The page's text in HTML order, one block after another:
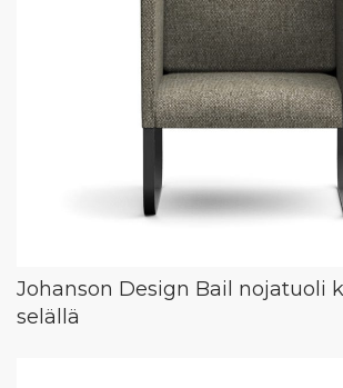
Johanson Design Bail nojatuoli
selällä